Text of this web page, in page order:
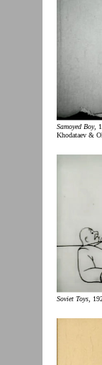
Samoyed Boy,
Khodataev &
Soviet Toys,